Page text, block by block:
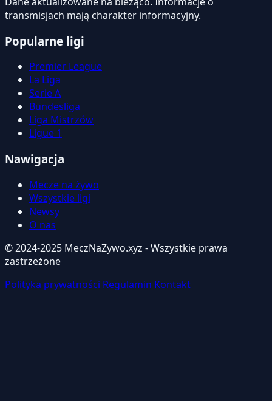
transmisjach mają charakter informacyjny.
Popularne ligi
Premier League
La Liga
Serie A
Bundesliga
Liga Mistrzów
Ligue 1
Nawigacja
Mecze na żywo
Wszystkie ligi
Newsy
O nas
© 2024-2025 MeczNaZywo.xyz - Wszystkie prawa
zastrzeżone
Polityka prywatności Regulamin Kontakt